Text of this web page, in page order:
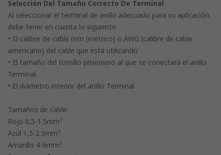
Selección Del Tamaño Correcto De Terminal
Al seleccionar el terminal de anillo adecuado para su aplicación,
debe tener en cuenta lo siguiente:
• El calibre de cable mm (métrico) o AWG (calibre de cable
americano) del cable que está utilizando
• El tamaño del tornillo prisionero al que se conectará el anillo
Terminal.
• El diámetro interior del anillo Terminal
Tamaños de cable:
Rojo 0,5-1.5mm²
Azul 1,5-2.5mm²
Amarillo 4-6mm²